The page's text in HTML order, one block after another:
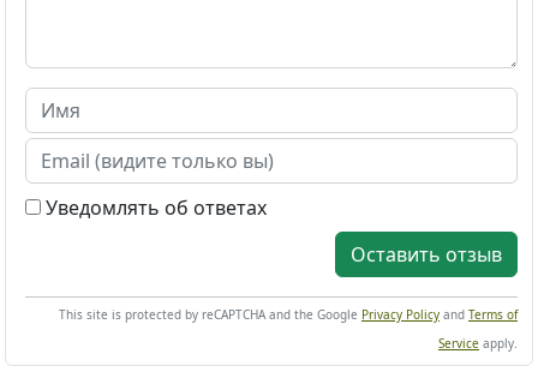
Уведомлять об ответах
Оставить отзыв
This site is protected by reCAPTCHA and the Google Privacy Policy and Terms of
Service apply.